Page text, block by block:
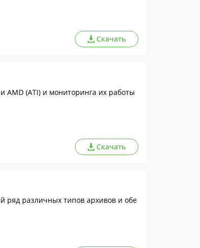
Скачать
AMD (ATI) и мониторинга их работы
Скачать
ряд различных типов архивов и обе